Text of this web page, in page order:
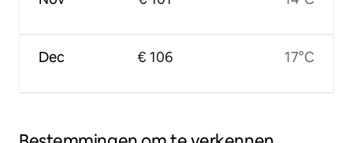
Dec € 106 17°C